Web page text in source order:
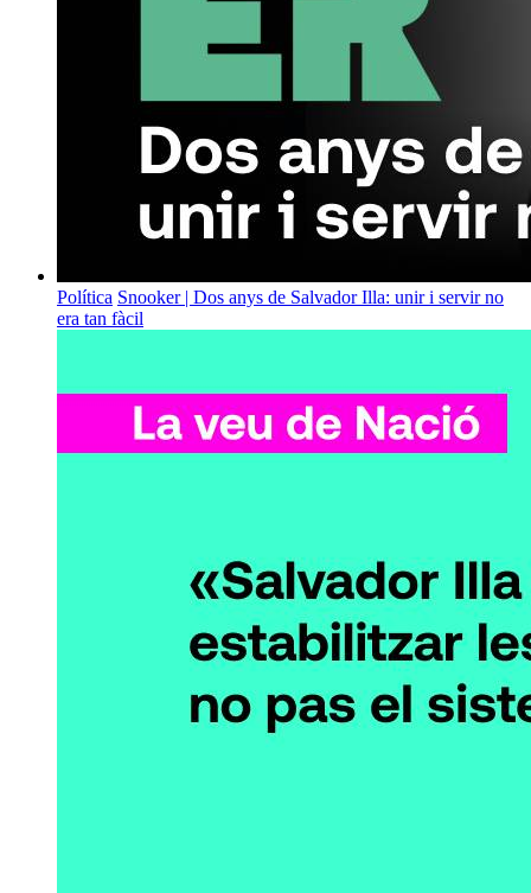
Política Snooker | Dos anys de Salvador Illa: unir i servir no
era tan fàcil